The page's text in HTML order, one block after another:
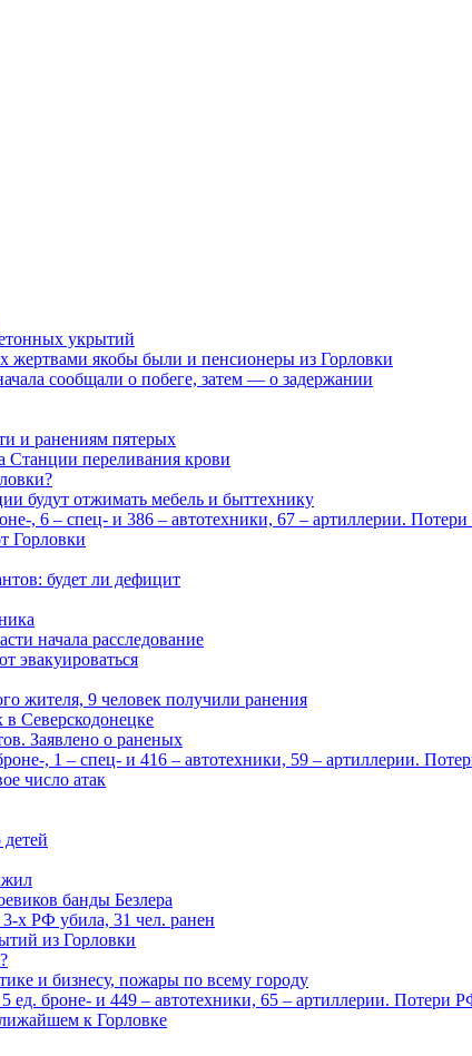
укрытий
якобы были и пенсионеры из Горловки
сообщали о побеге, затем — о задержании
и ранениям пятерых
Станции переливания крови
будут отжимать мебель и быттехнику
, 6 – спец- и 386 – автотехники, 67 – артиллерии.
Горловки
будет ли дефицит
начала расследование
эвакуироваться
жителя, 9 человек получили ранения
в Северскодонецке
Заявлено о раненых
, 1 – спец- и 416 – автотехники, 59 – артиллерии.
число атак
банды Безлера
х РФ убила, 31 чел. ранен
из Горловки
и бизнесу, пожары по всему городу
броне- и 449 – автотехники, 65 – артиллерии. Потери
к Горловке